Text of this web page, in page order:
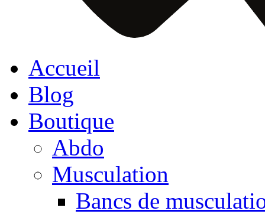
Accueil
Blog
Boutique
Abdo
Musculation
Bancs de